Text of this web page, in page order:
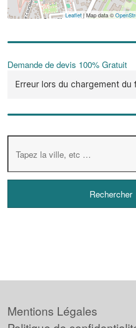
Leaflet| Map data ©
Demande de devis 100% Gratuit
Erreur lors du chargement du
Mentions Légales